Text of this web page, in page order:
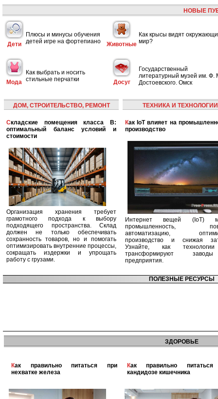
НОВЫЕ
Дети
Плюсы и минусы обучения
детей игре на фортепиано
Животные
Как крысы видят
мир?
Мода
Как выбрать и носить
стильные перчатки
Досуг
Государственный
литературный музей им. Ф.
Достоевского. Омск
ДОМ, СТРОИТЕЛЬСТВО, РЕМОНТ
Складские помещения класса B:
оптимальный баланс условий и
стоимости
Организация хранения требует
грамотного подхода к выбору
подходящего пространства. Склад
должен не только обеспечивать
сохранность товаров, но и помогать
оптимизировать внутренние процессы,
сокращать издержки и упрощать
работу с грузами.
ТЕХНИКА И ТЕХНОЛОГИИ
Как IoT влияет на промышленность и
производство
Интернет вещей (IoT)
промышленность,
автоматизацию,
производство и снижая
Узнайте, как
трансформируют
предприятия.
ПОЛЕЗНЫЕ РЕСУРСЫ
ЗДОРОВЬЕ
Как правильно питаться при
нехватке железа
Как правильно питаться при
кандидозе кишечника